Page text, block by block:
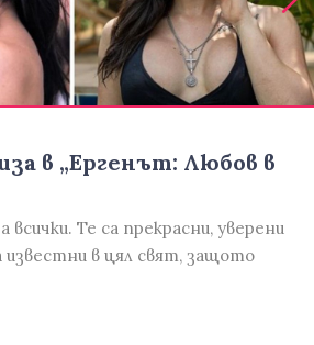
в „Ергенът: Любов в
всички. Те са прекрасни, уверени
известни в цял свят, защото